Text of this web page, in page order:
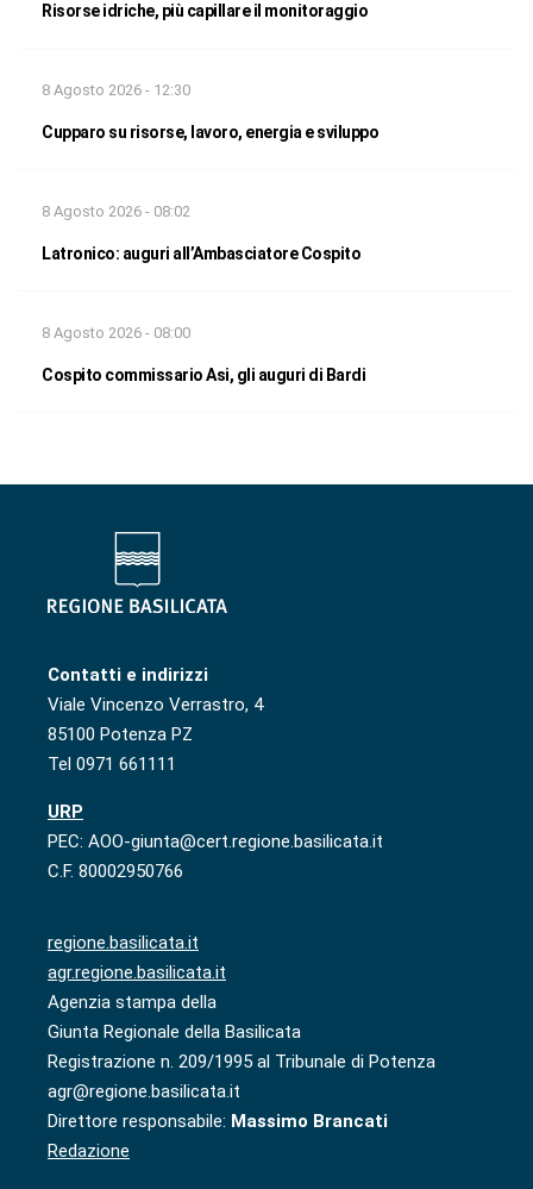
Risorse idriche, più capillare il monitoraggio
8 Agosto 2026 - 12:30
Cupparo su risorse, lavoro, energia e sviluppo
8 Agosto 2026 - 08:02
Latronico: auguri all’Ambasciatore Cospito
8 Agosto 2026 - 08:00
Cospito commissario Asi, gli auguri di Bardi
Contatti e indirizzi
Viale Vincenzo Verrastro, 4
85100 Potenza PZ
Tel 0971 661111
URP
PEC: AOO-giunta@cert.regione.basilicata.it
C.F. 80002950766
regione.basilicata.it
agr.regione.basilicata.it
Agenzia stampa della
Giunta Regionale della Basilicata
Registrazione n. 209/1995 al Tribunale di Potenza
agr@regione.basilicata.it
Direttore responsabile: Massimo Brancati
Redazione